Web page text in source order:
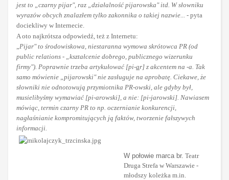
jest to „czarny pijar", raz „działalność pijarowska" itd. W słowniku
wyrazów obcych znalazłem tylko zakonnika o takiej nazwie... - pyta
dociekliwy w Internecie.
A oto najkrótsza odpowiedź, też z Internetu:
Pijar" to środowiskowa, niestaranna wymowa skrótowca PR (od
public relations - „kształcenie dobrego, publicznego wizerunku
firmy"). Poprawnie trzeba artykułować [pi-ar] z akcentem na -a. Tak
samo mówienie „pijarowski" nie zasługuje na aprobatę. Ciekawe, że
słowniki nie odnotowują przymiotnika PR-owski, ale gdyby był,
musielibyśmy wymawiać [pi-arowski], a nie: [pi-jarowski]. Nawiasem
mówiąc, termin czarny PR to np. oczernianie konkurencji,
nagłaśnianie kompromitujących ją faktów, tworzenie fałszywych
informacji.
W połowie marca br. Teatr
Druga Strefa w Warszawie -
młodszy koleżka m.in.